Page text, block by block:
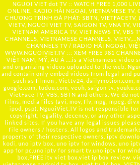
NGUOI VIET dot TV :: WATCH FREE 1,000
ONLINE, RADIO HẢI NGOẠI, VIETNAMESE TV,
CHƯƠNG TRÌNH ĐÃ PHÁT: SBTN, VIETFACETV,
VIETV, NGUOI VIET TV, SAIGON TV, VNA TV,
VIETNAM AMERICA TV, VIET NEWS TV, VBS
CHANNELS, VIETNAMESE CHANNELS, VIETV,...
CHANNELS TV / RADIO HẢI NGOẠI,
WWW.NGUOIVIET.TV ::: XEM FREE 981
VIỆT NAM, MỸ, ÂU Á ….is a Vietnamese video
and organizing videos uploaded to the web.
and contain only embed videos from legal and
such as filmon , Viettv24, dailymotion.com,
google.com, tudou.com, veoh, saigon tv,
VietFace TV, VBS, SBTN and others. We do
films, media files (avi, mov, flv, mpg, mpeg,
ipod, psp), NguoiViet.TV is not responsible for
copyright, legality, decency, or any other
linked sites. If you have any legal issues
file owners / hosters. All logos and
property of their respective owners. iptv
kodi, uno iptv box, uno iptv for windows, uno
app for pc,uno iptv for smart tv,uno iptv for
box,FREE itv viet box,viet ip box review,